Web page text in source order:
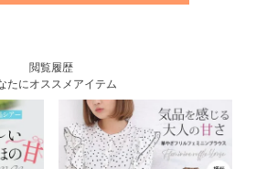
閲覧履歴
たにオススメアイテム